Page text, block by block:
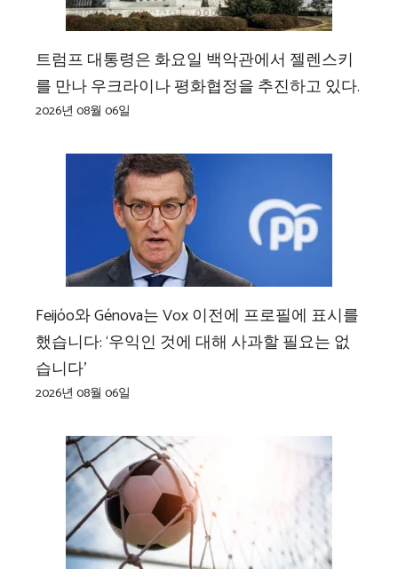
트럼프 대통령은 화요일 백악관에서 젤렌스키
를 만나 우크라이나 평화협정을 추진하고 있다.
2026년 08월 06일
Feijóo와 Génova는 Vox 이전에 프로필에 표시를
했습니다: ‘우익인 것에 대해 사과할 필요는 없
습니다’
2026년 08월 06일